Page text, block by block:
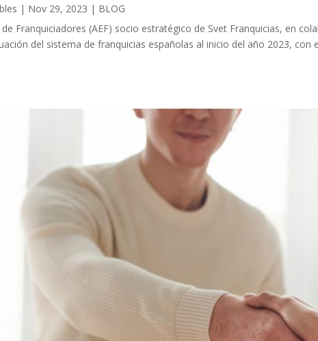
| Nov 29, 2023 | BLOG
Franquiciadores (AEF) socio estratégico de Svet Franquicias, en
del sistema de franquicias españolas al inicio del año 2023, con